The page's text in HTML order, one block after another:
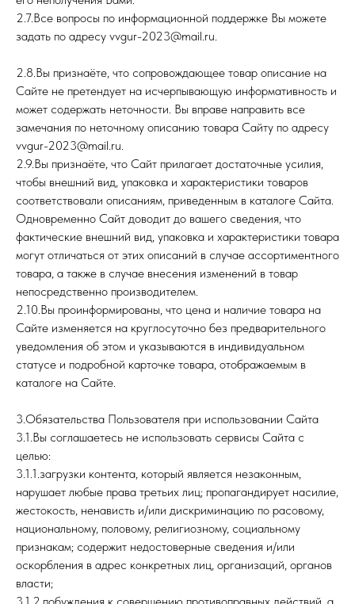
2.7.Все вопросы по информационной поддержке Вы можете
задать по адресу vvgur-2023@mail.ru.
2.8.Вы признаёте, что сопровождающее товар описание на
Сайте не претендует на исчерпывающую информативность и
может содержать неточности. Вы вправе направить все
замечания по неточному описанию товара Сайту по адресу
vvgur-2023@mail.ru.
2.9.Вы признаёте, что Сайт прилагает достаточные усилия,
чтобы внешний вид, упаковка и характеристики товаров
соответствовали описаниям, приведенным в каталоге Сайта.
Одновременно Сайт доводит до вашего сведения, что
фактические внешний вид, упаковка и характеристики товара
могут отличаться от этих описаний в случае ассортиментного
товара, а также в случае внесения изменений в товар
непосредственно производителем.
2.10.Вы проинформированы, что цена и наличие товара на
Сайте изменяется на круглосуточно без предварительного
уведомления об этом и указываются в индивидуальном
статусе и подробной карточке товара, отображаемым в
каталоге на Сайте.
3.Обязательства Пользователя при использовании Сайта
3.1.Вы соглашаетесь не использовать сервисы Сайта с
целью:
3.1.1.загрузки контента, который является незаконным,
нарушает любые права третьих лиц; пропагандирует насилие,
жестокость, ненависть и/или дискриминацию по расовому,
национальному, половому, религиозному, социальному
признакам; содержит недостоверные сведения и/или
оскорбления в адрес конкретных лиц, организаций, органов
власти;